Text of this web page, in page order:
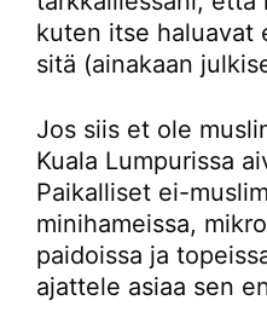
kuten itse haluavat
sitä (ainakaan
Jos siis et ole
Kuala Lumpurissa
Paikalliset ei-
minihameissa,
paidoissa ja
ajattele asiaa sen